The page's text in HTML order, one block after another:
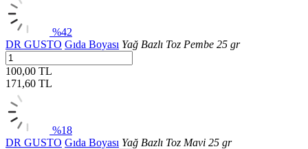
%42
DR GUSTO Gıda Boyası Yağ Bazlı Toz Pembe 25 gr
100,00 TL
171,60 TL
%18
DR GUSTO Gıda Boyası Yağ Bazlı Toz Mavi 25 gr